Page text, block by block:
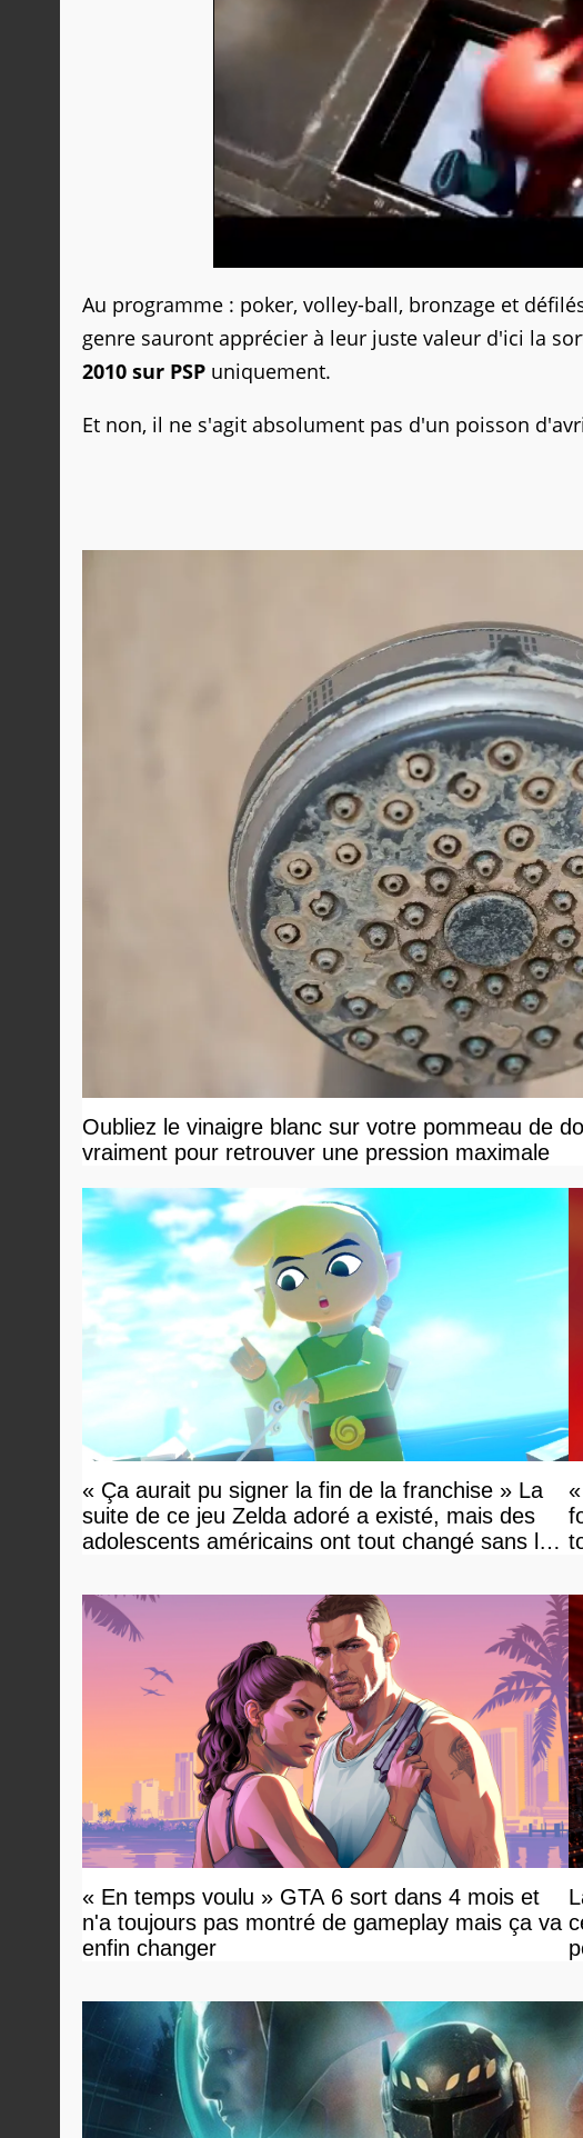
Au programme : poker, volley-ball, bronzage et
genre sauront apprécier à leur juste valeur d'ici la
2010 sur PSP uniquement.
Et non, il ne s'agit absolument pas d'un poisson
Oubliez le vinaigre blanc sur votre pommeau de
vraiment pour retrouver une pression maximale
« Ça aurait pu signer la fin de la franchise » La
suite de ce jeu Zelda adoré a existé, mais des
adolescents américains ont tout changé sans le
« En temps voulu » GTA 6 sort dans 4 mois et
n'a toujours pas montré de gameplay mais ça va
enfin changer